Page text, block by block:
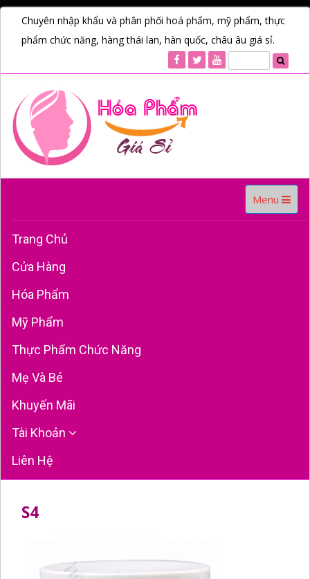
Chuyên nhập khẩu và phân phối hoá phẩm, mỹ phẩm, thực
phẩm chức năng, hàng thái lan, hàn quốc, châu âu giá sỉ.
Toggle
navigation
Menu
Trang Chủ
Cửa Hàng
Hóa Phẩm
Mỹ Phẩm
Thực Phẩm Chức Năng
Mẹ Và Bé
Khuyến Mãi
Tài Khoản
Liên Hệ
S4